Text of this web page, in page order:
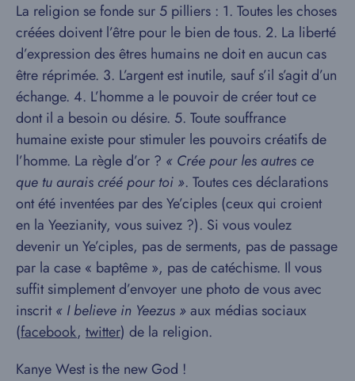
La religion se fonde sur 5 pilliers : 1. Toutes les choses
créées doivent l’être pour le bien de tous. 2. La liberté
d’expression des êtres humains ne doit en aucun cas
être réprimée. 3. L’argent est inutile, sauf s’il s’agit d’un
échange. 4. L’homme a le pouvoir de créer tout ce
dont il a besoin ou désire. 5. Toute souffrance
humaine existe pour stimuler les pouvoirs créatifs de
l’homme. La règle d’or ? « Crée pour les autres ce
que tu aurais créé pour toi ». Toutes ces déclarations
ont été inventées par des Ye’ciples (ceux qui croient
en la Yeezianity, vous suivez ?). Si vous voulez
devenir un Ye’ciples, pas de serments, pas de passage
par la case « baptême », pas de catéchisme. Il vous
suffit simplement d’envoyer une photo de vous avec
inscrit« I believe in Yeezus »aux médias sociaux
(facebook, twitter) de la religion.
Kanye West is the new God !